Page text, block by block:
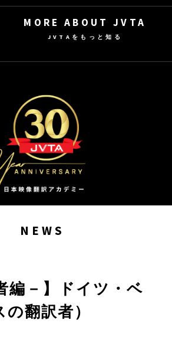
MORE ABOUT JVTA
JVTAをもっと知る
NEWS
編－】ドイツ・ベ
翻訳者）